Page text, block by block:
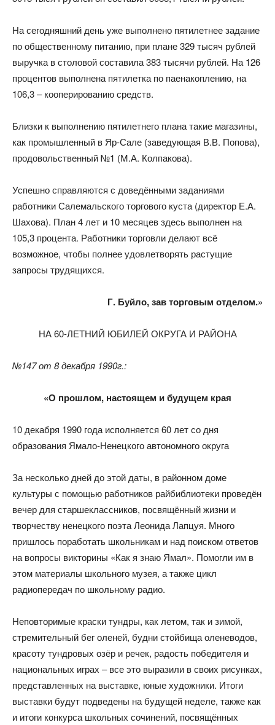
На сегодняшний день уже выполнено пятилетнее задание
по общественному питанию, при плане 329 тысяч рублей
выручка в столовой составила 383 тысячи рублей. На 126
процентов выполнена пятилетка по паенакоплению, на
106,3 – кооперированию средств.
Близки к выполнению пятилетнего плана такие магазины,
как промышленный в Яр-Сале (заведующая В.В. Попова),
продовольственный №1 (М.А. Колпакова).
Успешно справляются с доведёнными заданиями
работники Салемальского торгового куста (директор Е.А.
Шахова). План 4 лет и 10 месяцев здесь выполнен на
105,3 процента. Работники торговли делают всё
возможное, чтобы полнее удовлетворять растущие
запросы трудящихся.
Г. Буйло, зав торговым отделом.»
НА 60-ЛЕТНИЙ ЮБИЛЕЙ ОКРУГА И РАЙОНА
№147 от 8 декабря 1990г.:
«О прошлом, настоящем и будущем края
10 декабря 1990 года исполняется 60 лет со дня
образования Ямало-Ненецкого автономного округа
За несколько дней до этой даты, в районном доме
культуры с помощью работников райбиблиотеки проведён
вечер для старшеклассников, посвящённый жизни и
творчеству ненецкого поэта Леонида Лапцуя. Много
пришлось поработать школьникам и над поиском ответов
на вопросы викторины «Как я знаю Ямал». Помогли им в
этом материалы школьного музея, а также цикл
радиопередач по школьному радио.
Неповторимые краски тундры, как летом, так и зимой,
стремительный бег оленей, будни стойбища оленеводов,
красоту тундровых озёр и речек, радость победителя и
национальных играх – все это выразили в своих рисунках,
представленных на выставке, юные художники. Итоги
выставки будут подведены на будущей неделе, также как
и итоги конкурса школьных сочинений, посвящённых